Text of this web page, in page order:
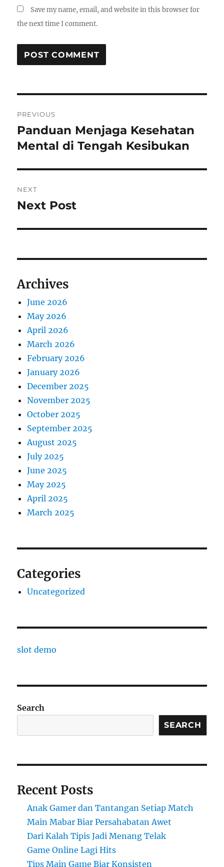
Save my name, email, and website in this browser for
the next time I comment.
navigation
PREVIOUS
Previous
post:
Panduan Menjaga Kesehatan
Mental di Tengah Kesibukan
NEXT
Next
Next Post
Archives
June 2026
May 2026
April 2026
March 2026
February 2026
January 2026
December 2025
November 2025
October 2025
September 2025
August 2025
July 2025
June 2025
May 2025
April 2025
March 2025
Categories
Uncategorized
slot demo
Search
SEARCH
Recent Posts
Anak Gamer dan Tantangan Setiap Match
Main Mabar Biar Persahabatan Awet
Dari Kalah Tipis Jadi Menang Telak
Game Online Lagi Hits
Tips Main Game Biar Konsisten